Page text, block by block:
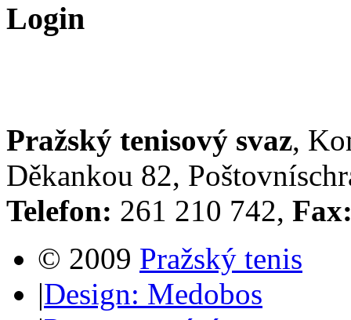
Login
Pražský tenisový svaz,
Děkankou 82,
Telefon: 261 210 742,
© 2009 Pražský tenis
|Design: Medobos